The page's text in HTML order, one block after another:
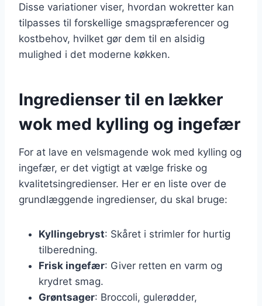
Disse variationer viser, hvordan wokretter kan
tilpasses til forskellige smagspræferencer og
kostbehov, hvilket gør dem til en alsidig
mulighed i det moderne køkken.
Ingredienser til en lækker
wok med kylling og ingefær
For at lave en velsmagende wok med kylling og
ingefær, er det vigtigt at vælge friske og
kvalitetsingredienser. Her er en liste over de
grundlæggende ingredienser, du skal bruge:
Kyllingebryst: Skåret i strimler for hurtig
tilberedning.
Frisk ingefær: Giver retten en varm og
krydret smag.
Grøntsager: Broccoli, gulerødder,